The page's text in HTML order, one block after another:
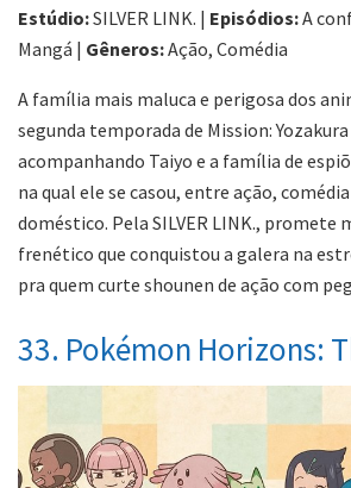
Estúdio:SILVER LINK. | Episódios:A
Mangá | Gêneros:Ação, Comédia
A família mais maluca e perigosa dos
segunda temporada de Mission:
acompanhando Taiyo e a família de
na qual ele se casou, entre ação,
doméstico. Pela SILVER LINK., promete
frenético que conquistou a galera na
pra quem curte shounen de ação com
33. Pokémon Horizons: